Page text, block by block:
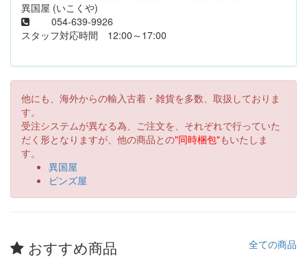
異国屋 (いこくや)
054-639-9926
スタッフ対応時間 12:00～17:00
他にも、海外からの輸入古着・雑貨を多数、取扱しておりま
す。
受注システムが異なる為、ご注文を、それぞれで行っていた
だく形となりますが、他の商品との"同時梱包"もいたしま
す。
異国屋
ピンズ屋
おすすめ商品 全ての商品